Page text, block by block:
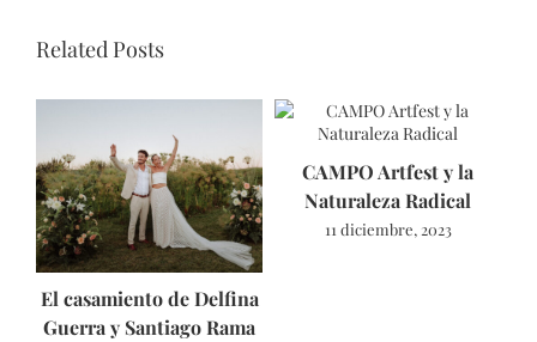
Related Posts
El casamiento de Delfina
Guerra y Santiago Rama
CAMPO Artfest y la
Naturaleza Radical
11 diciembre, 2023